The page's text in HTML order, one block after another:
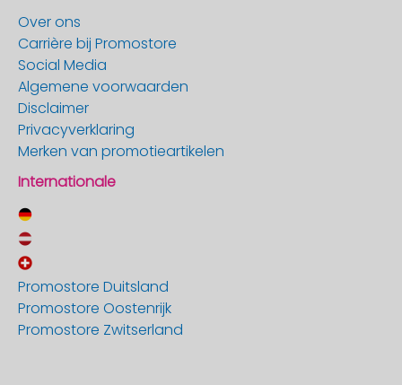
Over ons
Carrière bij Promostore
Social Media
Algemene voorwaarden
Disclaimer
Privacyverklaring
Merken van promotieartikelen
Internationale
Promostore Duitsland
Promostore Oostenrijk
Promostore Zwitserland